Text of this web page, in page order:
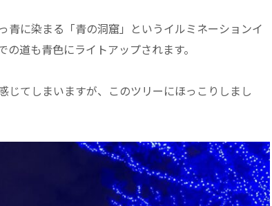
に染まる「青の洞窟」というイルミネーションイ
道も青色にライトアップされます。
てしまいますが、このツリーにほっこりしまし